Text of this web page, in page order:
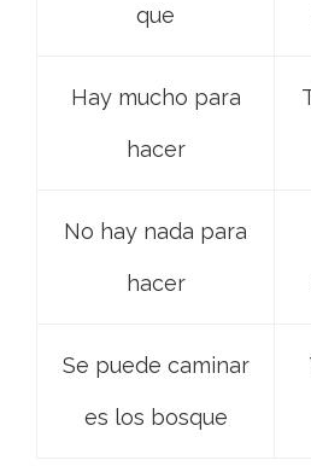
que
Hay mucho para
hacer
No hay nada para
hacer
Se puede caminar
es los bosque